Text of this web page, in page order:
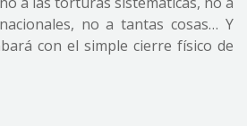
no a tantas cosas… Y
con el simple cierre físico de